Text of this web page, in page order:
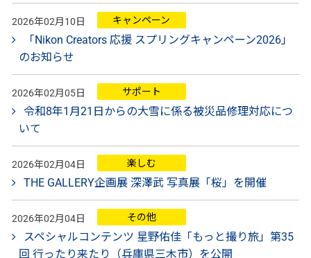
2026年02月10日 キャンペーン
「Nikon Creators 応援 スプリングキャンペーン2026」
のお知らせ
2026年02月05日 サポート
令和8年1月21日からの大雪に係る被災品修理対応につ
いて
2026年02月04日 楽しむ
THE GALLERY企画展 深澤武 写真展「桜」を開催
2026年02月04日 その他
スペシャルコンテンツ 星野佑佳「もっと撮り旅」第35
回 行ったり来たり（兵庫県三木市）を公開